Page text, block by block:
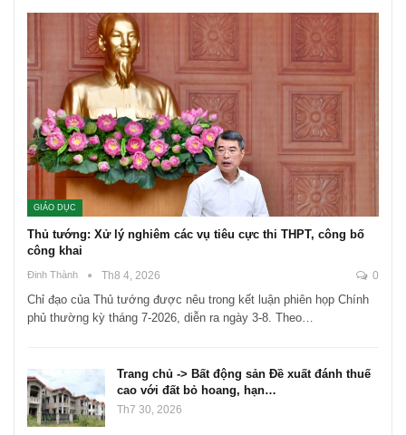
GIÁO DỤC
Thủ tướng: Xử lý nghiêm các vụ tiêu cực thi THPT, công bố
công khai
Đinh Thành Th8 4, 2026 0
Chỉ đạo của Thủ tướng được nêu trong kết luận phiên họp Chính
phủ thường kỳ tháng 7-2026, diễn ra ngày 3-8. Theo…
Trang chủ -> Bất động sản Đề xuất đánh thuế
cao với đất bỏ hoang, hạn…
Th7 30, 2026